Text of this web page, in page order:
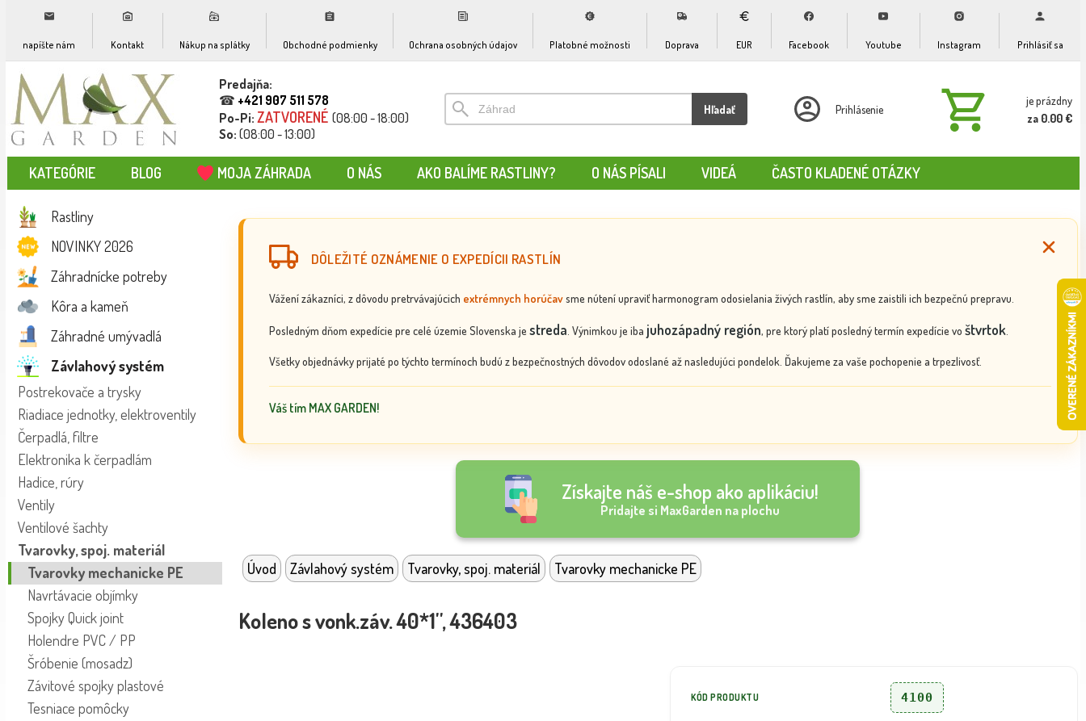
napíšte nám Kontakt Nákup na splátky Obchodné podmienky Ochrana osobných údajov Platobné možnosti Doprava EUR Facebook Youtube Instagram Prihlásiť sa
Predajňa:
☎ +421 907 511 578
Po-Pi: ZATVORENÉ (08:00 - 18:00)
So: (08:00 - 13:00)
Hľadať Prihlásenie
je prázdny
za 0.00 €
KATEGÓRIE BLOG MOJA ZÁHRADA O NÁS AKO BALÍME RASTLINY? O NÁS PÍSALI VIDEÁ ČASTO KLADENÉ OTÁZKY
Rastliny
NOVINKY 2026
Záhradnícke potreby
Kôra a kameň
Záhradné umývadlá
Závlahový systém
Postrekovače a trysky
Riadiace jednotky, elektroventily
Čerpadlá, filtre
Elektronika k čerpadlám
Hadice, rúry
Ventily
Ventilové šachty
Tvarovky, spoj. materiál
Tvarovky mechanicke PE
Navrtávacie objímky
Spojky Quick joint
Holendre PVC / PP
Šróbenie (mosadz)
Závitové spojky plastové
Tesniace pomôcky
DÔLEŽITÉ OZNÁMENIE O EXPEDÍCII RASTLÍN
Vážení zákazníci, z dôvodu pretrvávajúcich extrémnych horúčavsme nútení upraviť harmonogram odosielania živých rastlín, aby sme zaistili ich bezpečnú prepravu.
Posledným dňom expedície pre celé územie Slovenska je streda . Výnimkou je iba juhozápadný región, pre ktorý platí posledný termín expedície vo štvrtok.
Všetky objednávky prijaté po týchto termínoch budú z bezpečnostných dôvodov odoslané až nasledujúci pondelok. Ďakujeme za vaše pochopenie a trpezlivosť.
Váš tím MAX GARDEN!
Získajte náš e-shop ako aplikáciu!
Pridajte si MaxGarden na plochu
Úvod Závlahový systém Tvarovky, spoj. materiál Tvarovky mechanicke PE
Koleno s vonk.záv. 40*1'', 436403
KÓD PRODUKTU 4100